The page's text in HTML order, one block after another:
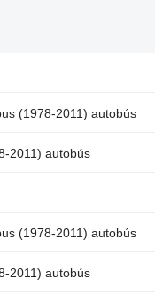
(1978-2011) autobús
2011) autobús
(1978-2011) autobús
2011) autobús